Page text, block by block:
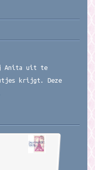
Anita uit te
krijgt. Deze